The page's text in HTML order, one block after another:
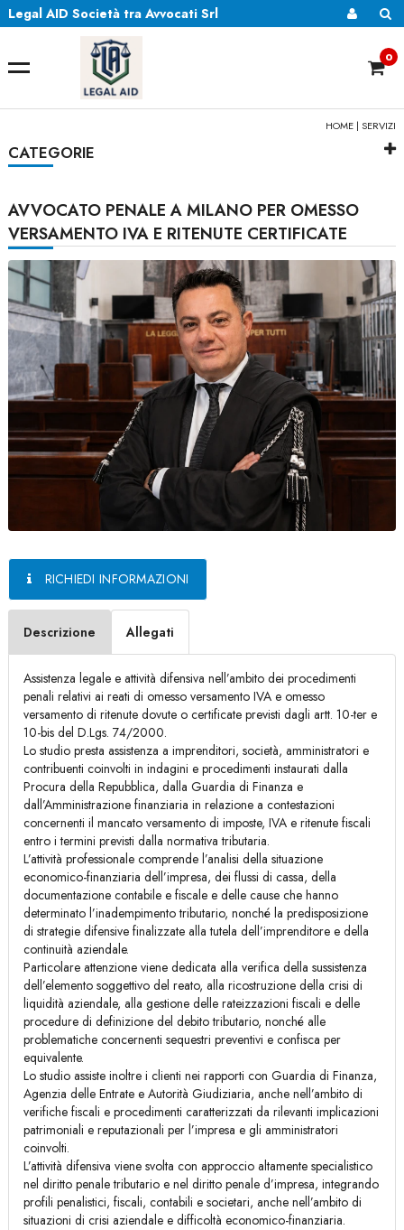
Legal AID Società tra Avvocati Srl
0
HOME |SERVIZI
CATEGORIE
AVVOCATO PENALE A MILANO PER OMESSO
VERSAMENTO IVA E RITENUTE CERTIFICATE
RICHIEDI INFORMAZIONI
Descrizione Allegati
Assistenza legale e attività difensiva nell’ambito dei procedimenti
penali relativi ai reati di omesso versamento IVA e omesso
versamento di ritenute dovute o certificate previsti dagli artt. 10-ter e
10-bis del D.Lgs. 74/2000.
Lo studio presta assistenza a imprenditori, società, amministratori e
contribuenti coinvolti in indagini e procedimenti instaurati dalla
Procura della Repubblica, dalla Guardia di Finanza e
dall’Amministrazione finanziaria in relazione a contestazioni
concernenti il mancato versamento di imposte, IVA e ritenute fiscali
entro i termini previsti dalla normativa tributaria.
L’attività professionale comprende l’analisi della situazione
economico-finanziaria dell’impresa, dei flussi di cassa, della
documentazione contabile e fiscale e delle cause che hanno
determinato l’inadempimento tributario, nonché la predisposizione
di strategie difensive finalizzate alla tutela dell’imprenditore e della
continuità aziendale.
Particolare attenzione viene dedicata alla verifica della sussistenza
dell’elemento soggettivo del reato, alla ricostruzione della crisi di
liquidità aziendale, alla gestione delle rateizzazioni fiscali e delle
procedure di definizione del debito tributario, nonché alle
problematiche concernenti sequestri preventivi e confisca per
equivalente.
Lo studio assiste inoltre i clienti nei rapporti con Guardia di Finanza,
Agenzia delle Entrate e Autorità Giudiziaria, anche nell’ambito di
verifiche fiscali e procedimenti caratterizzati da rilevanti implicazioni
patrimoniali e reputazionali per l’impresa e gli amministratori
coinvolti.
L’attività difensiva viene svolta con approccio altamente specialistico
nel diritto penale tributario e nel diritto penale d’impresa, integrando
profili penalistici, fiscali, contabili e societari, anche nell’ambito di
situazioni di crisi aziendale e difficoltà economico-finanziaria.